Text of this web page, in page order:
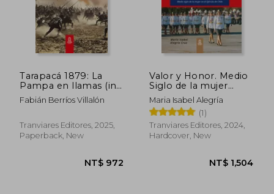
Tarapacá 1879: La
Pampa en llamas (in
Spanish)
Fabián Berríos Villalón
Tranviares Editores, 2025,
Paperback, New
Valor y Honor. Medio
Siglo de la mujer
militar en el Ejército
de Chile. FULL
COLOR (in Spanish)
Maria Isabel Alegría
(1)
Tranviares Editores, 2024,
Hardcover, New